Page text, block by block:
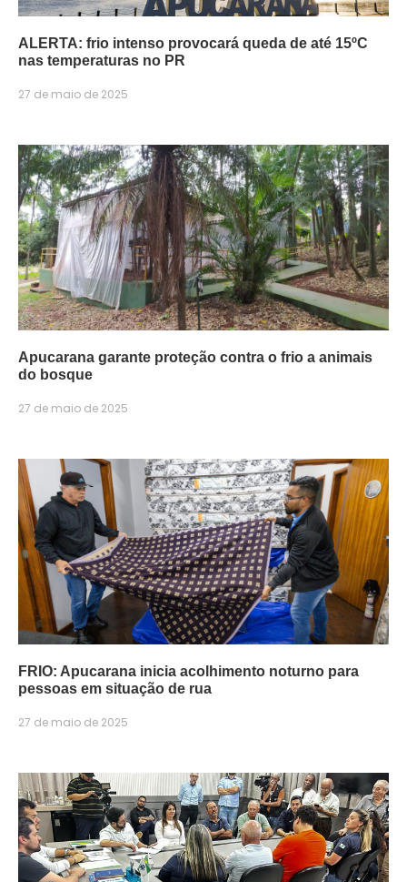
ALERTA: frio intenso provocará queda de até 15ºC
nas temperaturas no PR
27 de maio de 2025
Apucarana garante proteção contra o frio a animais
do bosque
27 de maio de 2025
FRIO: Apucarana inicia acolhimento noturno para
pessoas em situação de rua
27 de maio de 2025